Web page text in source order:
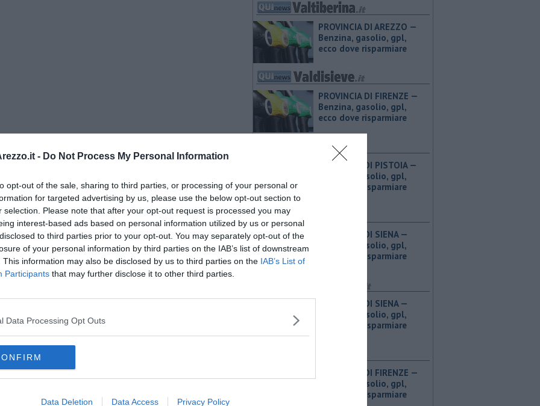
- Do Not Process My Personal Information
opt-out of the sale, sharing to third parties, or processing of your personal or
for targeted advertising by us, please use the below opt-out section to
selection. Please note that after your opt-out request is processed you may
interest-based ads based on personal information utilized by us or personal
to third parties prior to your opt-out. You may separately opt-out of the
of your personal information by third parties on the IAB’s list of downstream
This information may also be disclosed by us to third parties on the IAB’s List of
Participants that may further disclose it to other third parties.
Data Processing Opt Outs
Data Deletion Data Access Privacy Policy
PROVINCIA DI AREZZO — ​
Benzina, gasolio, gpl,
ecco dove risparmiare
PROVINCIA DI FIRENZE — ​
Benzina, gasolio, gpl,
ecco dove risparmiare
PROVINCIA DI PISTOIA — ​
Benzina, gasolio, gpl,
ecco dove risparmiare
PROVINCIA DI SIENA — ​
Benzina, gasolio, gpl,
ecco dove risparmiare
PROVINCIA DI SIENA — ​
Benzina, gasolio, gpl,
ecco dove risparmiare
PROVINCIA DI FIRENZE — ​
Benzina, gasolio, gpl,
ecco dove risparmiare